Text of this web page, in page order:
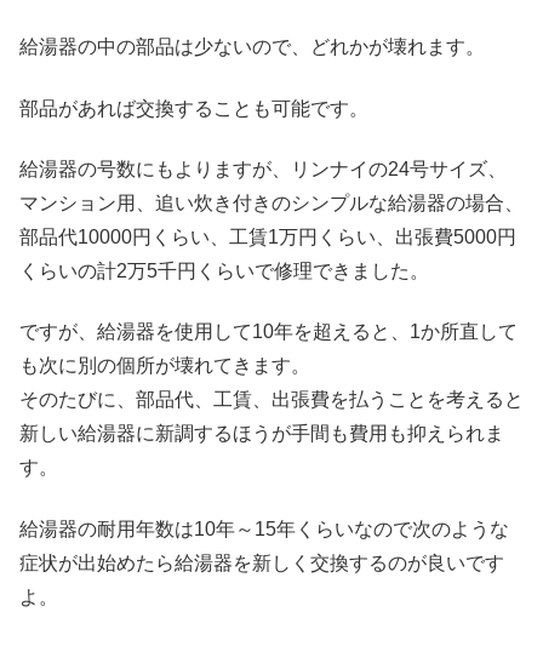
給湯器の中の部品は少ないので、どれかが壊れます。
部品があれば交換することも可能です。
給湯器の号数にもよりますが、リンナイの24号サイズ、
マンション用、追い炊き付きのシンプルな給湯器の場合、
部品代10000円くらい、工賃1万円くらい、出張費5000円
くらいの計2万5千円くらいで修理できました。
ですが、給湯器を使用して10年を超えると、1か所直して
も次に別の個所が壊れてきます。
そのたびに、部品代、工賃、出張費を払うことを考えると
新しい給湯器に新調するほうが手間も費用も抑えられま
す。
給湯器の耐用年数は10年～15年くらいなので次のような
症状が出始めたら給湯器を新しく交換するのが良いです
よ。